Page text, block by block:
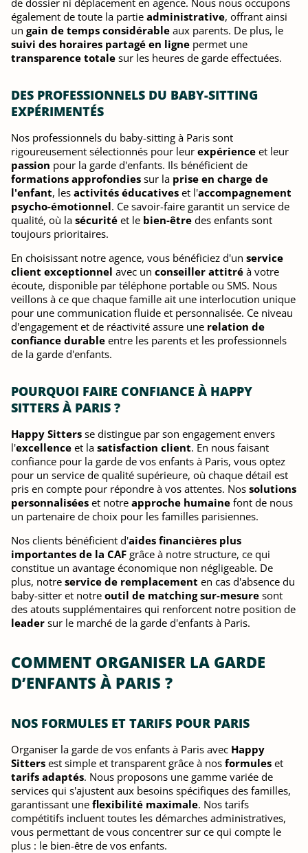
également de toute la partie administrative, offrant ainsi
un gain de temps considérable aux parents. De plus, le
suivi des horaires partagé en ligne permet une
transparence totale sur les heures de garde effectuées.
DES PROFESSIONNELS DU BABY-SITTING
EXPÉRIMENTÉS
Nos professionnels du baby-sitting à Paris sont
rigoureusement sélectionnés pour leur expérience et leur
passion pour la garde d'enfants. Ils bénéficient de
formations approfondies sur la prise en charge de
l'enfant, les activités éducatives et l'accompagnement
psycho-émotionnel. Ce savoir-faire garantit un service de
qualité, où la sécurité et le bien-être des enfants sont
toujours prioritaires.
En choisissant notre agence, vous bénéficiez d'un service
client exceptionnel avec un conseiller attitré à votre
écoute, disponible par téléphone portable ou SMS. Nous
veillons à ce que chaque famille ait une interlocution unique
pour une communication fluide et personnalisée. Ce niveau
d'engagement et de réactivité assure une relation de
confiance durable entre les parents et les professionnels
de la garde d'enfants.
POURQUOI FAIRE CONFIANCE À HAPPY
SITTERS À PARIS ?
Happy Sitters se distingue par son engagement envers
l'excellence et la satisfaction client. En nous faisant
confiance pour la garde de vos enfants à Paris, vous optez
pour un service de qualité supérieure, où chaque détail est
pris en compte pour répondre à vos attentes. Nos solutions
personnalisées et notre approche humaine font de nous
un partenaire de choix pour les familles parisiennes.
Nos clients bénéficient d'aides financières plus
importantes de la CAF grâce à notre structure, ce qui
constitue un avantage économique non négligeable. De
plus, notre service de remplacement en cas d'absence du
baby-sitter et notre outil de matching sur-mesure sont
des atouts supplémentaires qui renforcent notre position de
leader sur le marché de la garde d'enfants à Paris.
COMMENT ORGANISER LA GARDE
D’ENFANTS À PARIS ?
NOS FORMULES ET TARIFS POUR PARIS
Organiser la garde de vos enfants à Paris avec Happy
Sitters est simple et transparent grâce à nos formules et
tarifs adaptés. Nous proposons une gamme variée de
services qui s'ajustent aux besoins spécifiques des familles,
garantissant une flexibilité maximale. Nos tarifs
compétitifs incluent toutes les démarches administratives,
vous permettant de vous concentrer sur ce qui compte le
plus : le bien-être de vos enfants.